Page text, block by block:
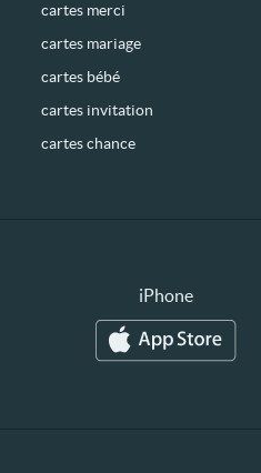
cartes merci
cartes mariage
cartes bébé
cartes invitation
cartes chance
iPhone